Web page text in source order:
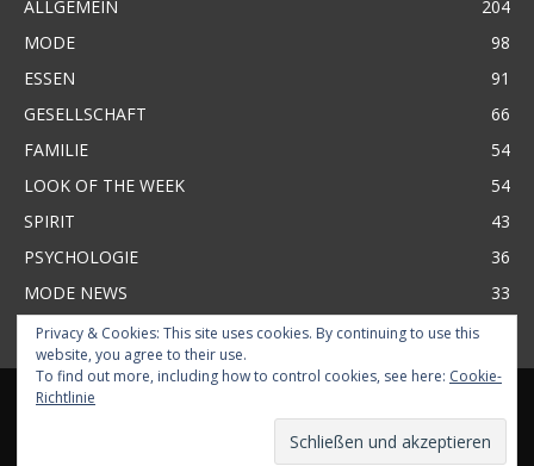
ALLGEMEIN
204
MODE
98
ESSEN
91
GESELLSCHAFT
66
FAMILIE
54
LOOK OF THE WEEK
54
SPIRIT
43
PSYCHOLOGIE
36
MODE NEWS
33
KONTAKT
HAFTUNGSAUSSCHLUSS
DATENSCHUTZ
Privacy & Cookies: This site uses cookies. By continuing to use this
website, you agree to their use.
To find out more, including how to control cookies, see here: Cookie-
Richtlinie